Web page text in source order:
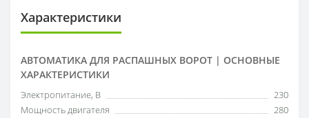
Характеристики
АВТОМАТИКА ДЛЯ РАСПАШНЫХ ВОРОТ | ОСНОВНЫЕ
ХАРАКТЕРИСТИКИ
Электропитание, В
230
Мощность двигателя
280